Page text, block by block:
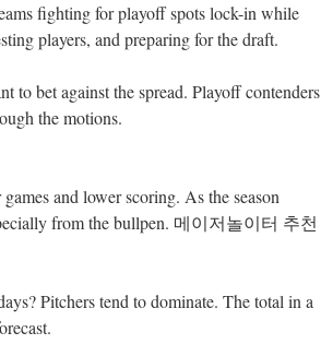
fighting for playoff spots lock-in while
players, and preparing for the draft.
to bet against the spread. Playoff contenders
the motions.
and lower scoring. As the season
from the bullpen. 메이저놀이터 추천
Pitchers tend to dominate. The total in a